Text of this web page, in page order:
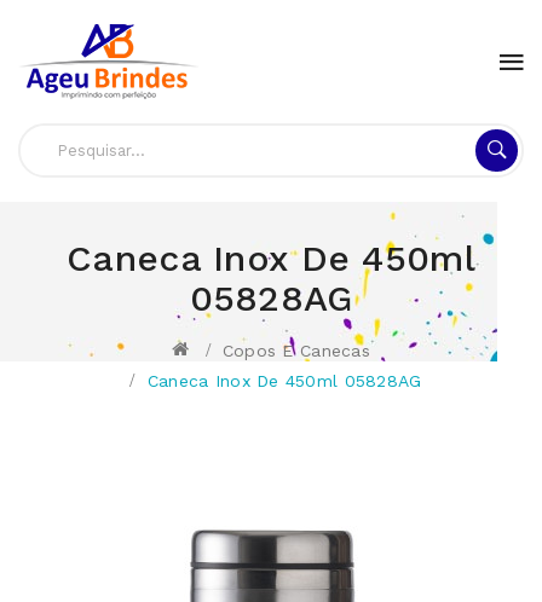
Caneca Inox De 450ml
05828AG
Copos E Canecas
Caneca Inox De 450ml 05828AG